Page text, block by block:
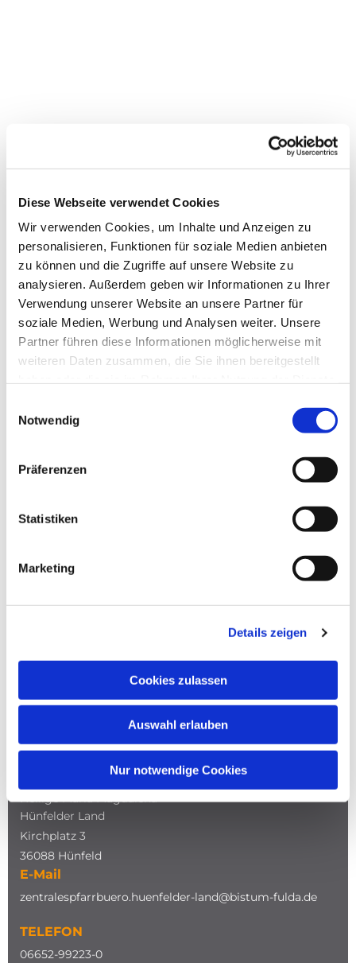
Diese Webseite verwendet Cookies
Wir verwenden Cookies, um Inhalte und Anzeigen zu
personalisieren, Funktionen für soziale Medien anbieten
zu können und die Zugriffe auf unsere Website zu
analysieren. Außerdem geben wir Informationen zu Ihrer
Verwendung unserer Website an unsere Partner für
soziale Medien, Werbung und Analysen weiter. Unsere
Partner führen diese Informationen möglicherweise mit
weiteren Daten zusammen, die Sie ihnen bereitgestellt
Notwendig
Präferenzen
Statistiken
Marketing
Details zeigen
Cookies zulassen
Auswahl erlauben
Nur notwendige Cookies
interessieren
NAVIGATION
Heilige Maria Magdalena
Hünfelder Land
Kirchplatz 3
36088 Hünfeld
E-Mail
zentralespfarrbuero.huenfelder-land@bistum-fulda.de
TELEFON
06652-99223-0